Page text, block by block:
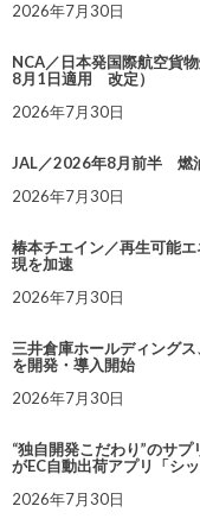
2026年7月30日
NCA／日本発国際航空貨
8月1日適用 改定）
2026年7月30日
JAL／2026年8月前半 燃
2026年7月30日
椿本チエイン／再生可能
現を加速
2026年7月30日
三井倉庫ホールディング
を開発・導入開始
2026年7月30日
“独自開発こだわり”のサ
がEC自動出荷アプリ「シ
2026年7月30日